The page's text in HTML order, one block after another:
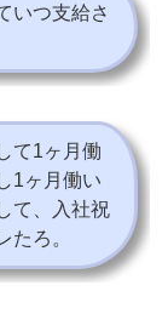
いつ支給さ
て1ヶ月働
1ヶ月働い
て、入社祝
たろ。